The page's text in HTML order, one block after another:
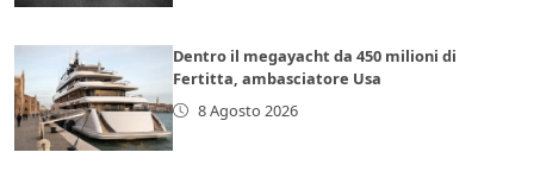
Dentro il megayacht da 450 milioni di
Fertitta, ambasciatore Usa
8 Agosto 2026